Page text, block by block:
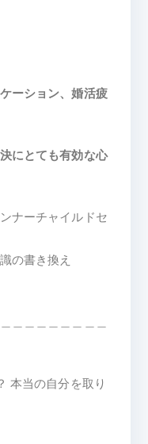
ーション、婚活疲
にとても有効な心
ナーチャイルドセ
の書き換え
本当の自分を取り